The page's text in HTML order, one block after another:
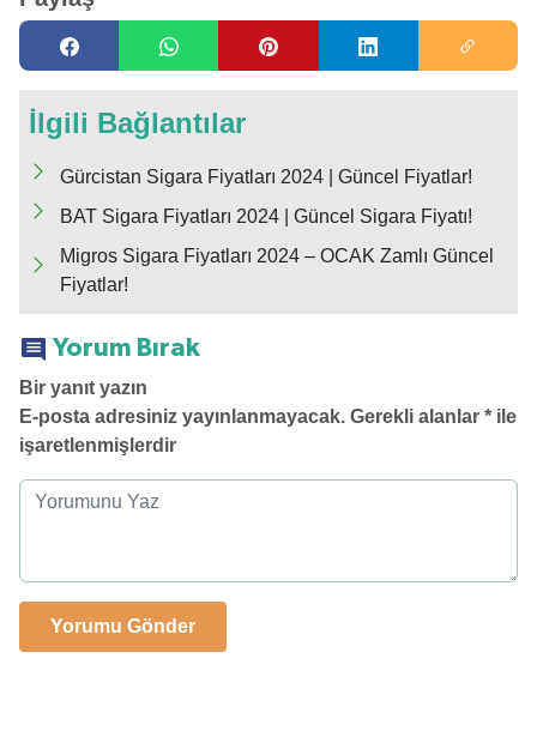
İlgili Bağlantılar
Gürcistan Sigara Fiyatları 2024 | Güncel Fiyatlar!
BAT Sigara Fiyatları 2024 | Güncel Sigara Fiyatı!
Migros Sigara Fiyatları 2024 – OCAK Zamlı Güncel
Fiyatlar!
Yorum Bırak
Bir yanıt yazın
E-posta adresiniz yayınlanmayacak. Gerekli alanlar * ile
işaretlenmişlerdir